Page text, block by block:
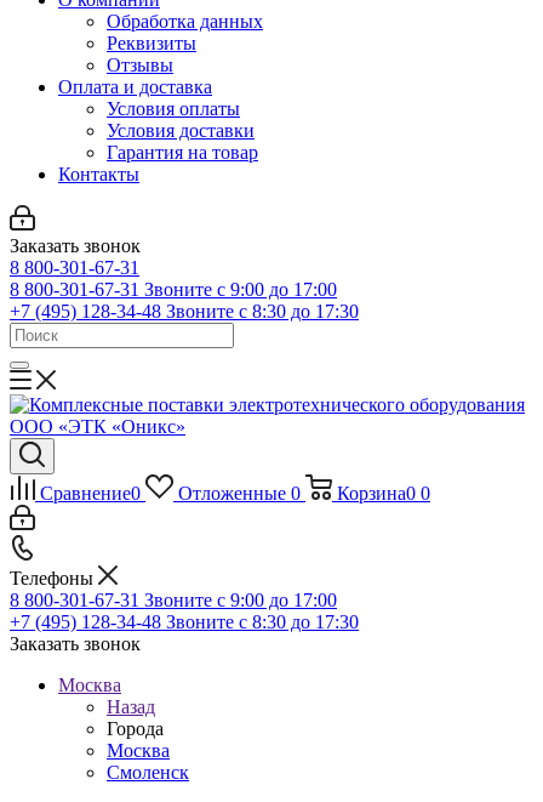
Обработка данных
Реквизиты
Отзывы
Оплата и доставка
Условия оплаты
Условия доставки
Гарантия на товар
Контакты
Заказать звонок
8 800-301-67-31
8 800-301-67-31 Звоните с 9:00 до 17:00
+7 (495) 128-34-48 Звоните с 8:30 до 17:30
Сравнение0 Отложенные 0 Корзина0 0
Телефоны
8 800-301-67-31 Звоните с 9:00 до 17:00
+7 (495) 128-34-48 Звоните с 8:30 до 17:30
Заказать звонок
Москва
Назад
Города
Москва
Смоленск